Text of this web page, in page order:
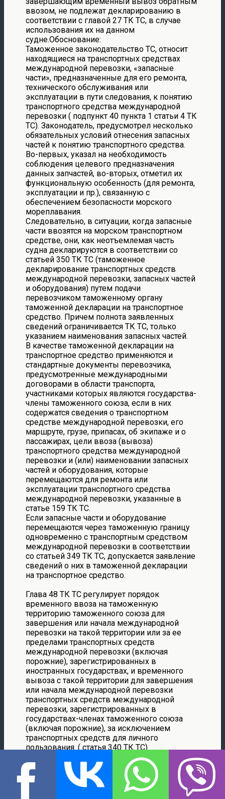
ввозом, не подлежат декларированию в
соответствии с главой 27 ТК ТС, в случае
использования их на данном
судне.Обоснование:
Таможенное законодательство ТС, относит
находящиеся на транспортных средствах
международной перевозки, «запасные
части», предназначенные для его ремонта,
технического обслуживания или
эксплуатации в пути следования, к понятию
транспортного средства международной
перевозки ( подпункт 40 пункта 1 статьи 4 ТК
ТС). Законодатель, предусмотрел несколько
обязательных условий отнесения запасных
частей к понятию транспортного средства.
Во-первых, указал на необходимость
соблюдения целевого предназначения
данных запчастей, во-вторых, отметил их
функциональную особенность (для ремонта,
эксплуатации и пр.), связанную с
обеспечением безопасности морского
мореплавания.
Следовательно, в ситуации, когда запасные
части ввозятся на морском транспортном
средстве, они, как неотъемлемая часть
судна декларируются в соответствии со
статьей 350 ТК ТС (таможенное
декларирование транспортных средств
международной перевозки, запасных частей
и оборудования) путем подачи
перевозчиком таможенному органу
таможенной декларации на транспортное
средство. Причем полнота заявленных
сведений ограничивается ТК ТС, только
указанием наименования запасных частей.
В качестве таможенной декларации на
транспортное средство применяются и
стандартные документы перевозчика,
предусмотренные международными
договорами в области транспорта,
участниками которых являются государства-
члены таможенного союза, если в них
содержатся сведения о транспортном
средстве международной перевозки, его
маршруте, грузе, припасах, об экипаже и о
пассажирах, цели ввоза (вывоза)
транспортного средства международной
перевозки и (или) наименовании запасных
частей и оборудования, которые
перемещаются для ремонта или
эксплуатации транспортного средства
международной перевозки, указанные в
статье 159 ТК ТС.
Если запасные части и оборудование
перемещаются через таможенную границу
одновременно с транспортным средством
международной перевозки в соответствии
со статьей 349 ТК ТС, допускается заявление
сведений о них в таможенной декларации
на транспортное средство.
Глава 48 ТК ТС регулирует порядок
временного ввоза на таможенную
территорию таможенного союза для
завершения или начала международной
перевозки на такой территории или за ее
пределами транспортных средств
международной перевозки (включая
порожние), зарегистрированных в
иностранных государствах, и временного
вывоза с такой территории для завершения
или начала международной перевозки
транспортных средств международной
перевозки, зарегистрированных в
государствах-членах таможенного союза
(включая порожние), за исключением
транспортных средств для личного
пользования. ( статья 340 ТК ТС)
Временно вывозимые с таможенной
территории ТС транспортные средства
международной перевозки сохраняют статус
товара таможенного союза ( пункт 2 статьи